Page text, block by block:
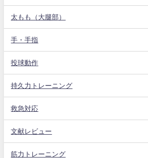
太もも（大腿部）
手・手指
投球動作
持久力トレーニング
救急対応
文献レビュー
筋力トレーニング